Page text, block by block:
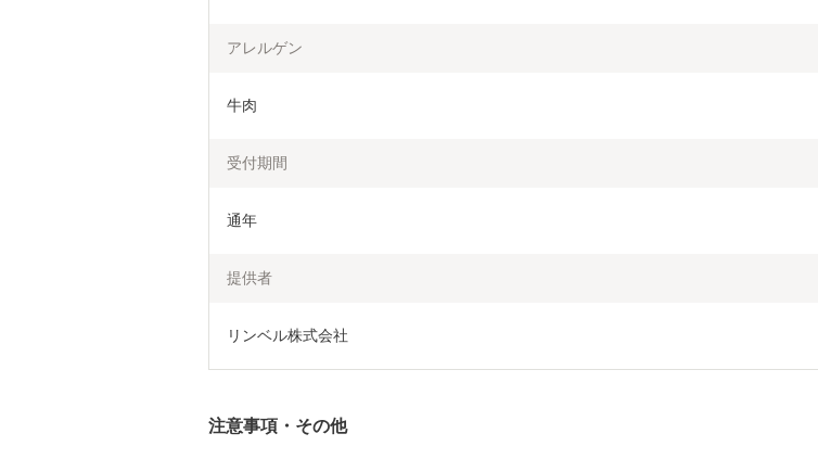
アレルゲン
牛肉
受付期間
通年
提供者
リンベル株式会社
注意事項・その他